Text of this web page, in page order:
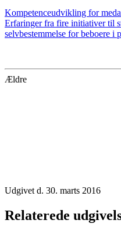
Kompetenceudvikling for
Erfaringer fra fire initiativer til
selvbestemmelse for beboere i
Ældre
Udgivet d. 30. marts 2016
Relaterede